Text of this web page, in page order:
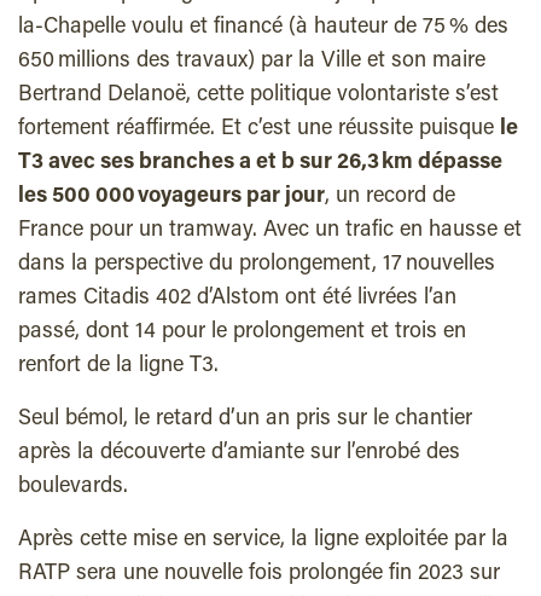
la-Chapelle voulu et financé (à hauteur de 75 % des
650 millions des travaux) par la Ville et son maire
Bertrand Delanoë, cette politique volontariste s’est
fortement réaffirmée. Et c’est une réussite puisque le
T3 avec ses branches a et b sur 26,3 km dépasse
les 500 000 voyageurs par jour, un record de
France pour un tramway. Avec un trafic en hausse et
dans la perspective du prolongement, 17 nouvelles
rames Citadis 402 d’Alstom ont été livrées l’an
passé, dont 14 pour le prolongement et trois en
renfort de la ligne T3.
Seul bémol, le retard d’un an pris sur le chantier
après la découverte d’amiante sur l’enrobé des
boulevards.
Après cette mise en service, la ligne exploitée par la
RATP sera une nouvelle fois prolongée fin 2023 sur